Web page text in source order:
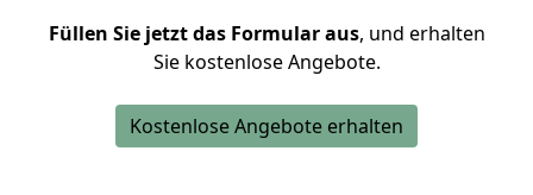
Füllen Sie jetzt das Formular aus, und erhalten
Sie kostenlose Angebote.
Kostenlose Angebote erhalten